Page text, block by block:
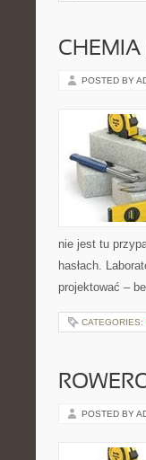
CHEMIA
POSTED BY
nie jest tu
hasłach.
projektować –
CATEGORIES:
POSTED BY